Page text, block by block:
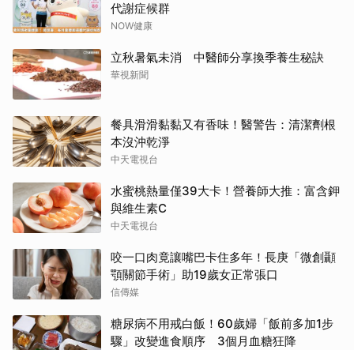
代謝症候群
NOW健康
立秋暑氣未消 中醫師分享換季養生秘訣
華視新聞
餐具滑滑黏黏又有香味！醫警告：清潔劑根
本沒沖乾淨
中天電視台
水蜜桃熱量僅39大卡！營養師大推：富含鉀
與維生素C
中天電視台
咬一口肉竟讓嘴巴卡住多年！長庚「微創顳
顎關節手術」助19歲女正常張口
信傳媒
糖尿病不用戒白飯！60歲婦「飯前多加1步
驟」改變進食順序 3個月血糖狂降